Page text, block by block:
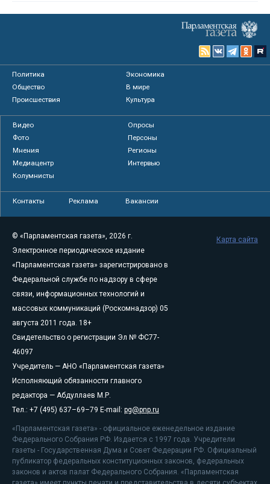
Политика
Экономика
Общество
В мире
Происшествия
Культура
Видео
Опросы
Фото
Персоны
Мнения
Регионы
Медиацентр
Интервью
Колумнисты
Контакты Реклама Вакансии
© «Парламентская газета», 2026 г.
Электронное периодическое издание
«Парламентская газета» зарегистрировано в
Федеральной службе по надзору в сфере
связи, информационных технологий и
массовых коммуникаций (Роскомнадзор) 05
августа 2011 года. 18+
Свидетельство о регистрации Эл № ФС77-
46097
Учредитель — АНО «Парламентская газета»
Исполняющий обязанности главного
редактора — Абдуллаев М.Р.
Тел.: +7 (495) 637–69–79 E-mail: pg@pnp.ru
«Парламентская газета» - официальное еженедельное издание
Федерального Собрания РФ. Издается с 1997 года. Учредители
газеты - Государственная Дума и Совет Федерации РФ. Официальный
публикатор федеральных конституционных законов, федеральных
законов и актов палат Федерального Собрания. «Парламентская
Карта сайта